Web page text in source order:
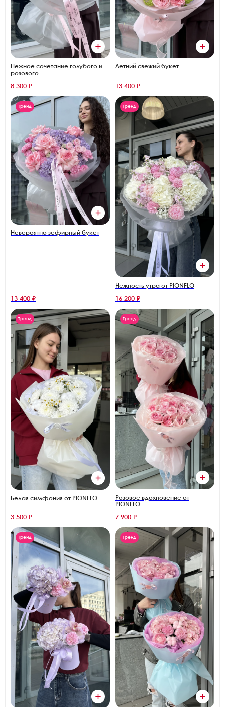
Нежное сочетание голубого и
розового
8 300 ₽
Летний свежий букет
13 400 ₽
Тренд
Невероятно зефирный букет
13 400 ₽
Тренд
Нежность утра от PIONFLO
16 200 ₽
Тренд
Белая симфония от PIONFLO
3 500 ₽
Тренд
Розовое вдохновение от
PIONFLO
7 900 ₽
Тренд Тренд